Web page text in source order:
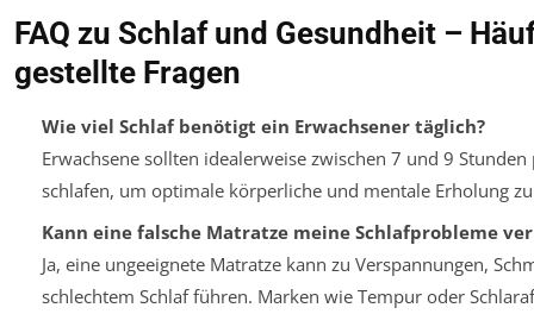
FAQ zu Schlaf und Gesundheit –
gestellte Fragen
Wie viel Schlaf benötigt ein Erwachsener täglich?
Erwachsene sollten idealerweise zwischen 7 und 9 Stunden
schlafen, um optimale körperliche und mentale Erholung
Kann eine falsche Matratze meine Schlafprobleme
Ja, eine ungeeignete Matratze kann zu Verspannungen,
schlechtem Schlaf führen. Marken wie Tempur oder